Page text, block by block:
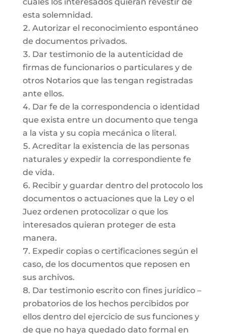
esta solemnidad.
Autorizar el reconocimiento espontáneo
de documentos privados.
Dar testimonio de la autenticidad de
firmas de funcionarios o particulares y de
otros Notarios que las tengan registradas
ante ellos.
Dar fe de la correspondencia o identidad
que exista entre un documento que tenga
a la vista y su copia mecánica o literal.
Acreditar la existencia de las personas
naturales y expedir la correspondiente fe
de vida.
Recibir y guardar dentro del protocolo los
documentos o actuaciones que la Ley o el
Juez ordenen protocolizar o que los
interesados quieran proteger de esta
manera.
Expedir copias o certificaciones según el
caso, de los documentos que reposen en
sus archivos.
Dar testimonio escrito con fines jurídico –
probatorios de los hechos percibidos por
ellos dentro del ejercicio de sus funciones y
de que no haya quedado dato formal en